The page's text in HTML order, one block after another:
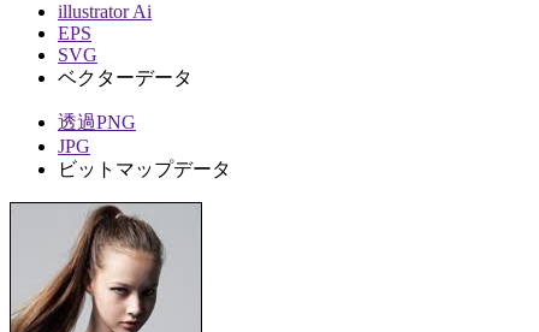
illustrator Ai
EPS
SVG
ベクターデータ
透過PNG
JPG
ビットマップデータ